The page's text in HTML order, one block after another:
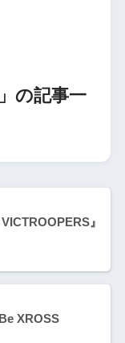
の記事一
』
XROSS